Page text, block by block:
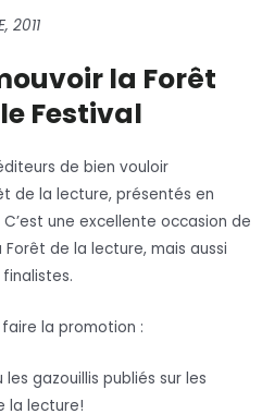
2011
la Forêt
Festival
de bien vouloir
de la lecture, présentés en
une excellente occasion de
de la lecture, mais aussi
la promotion :
gazouillis publiés sur les
la lecture!